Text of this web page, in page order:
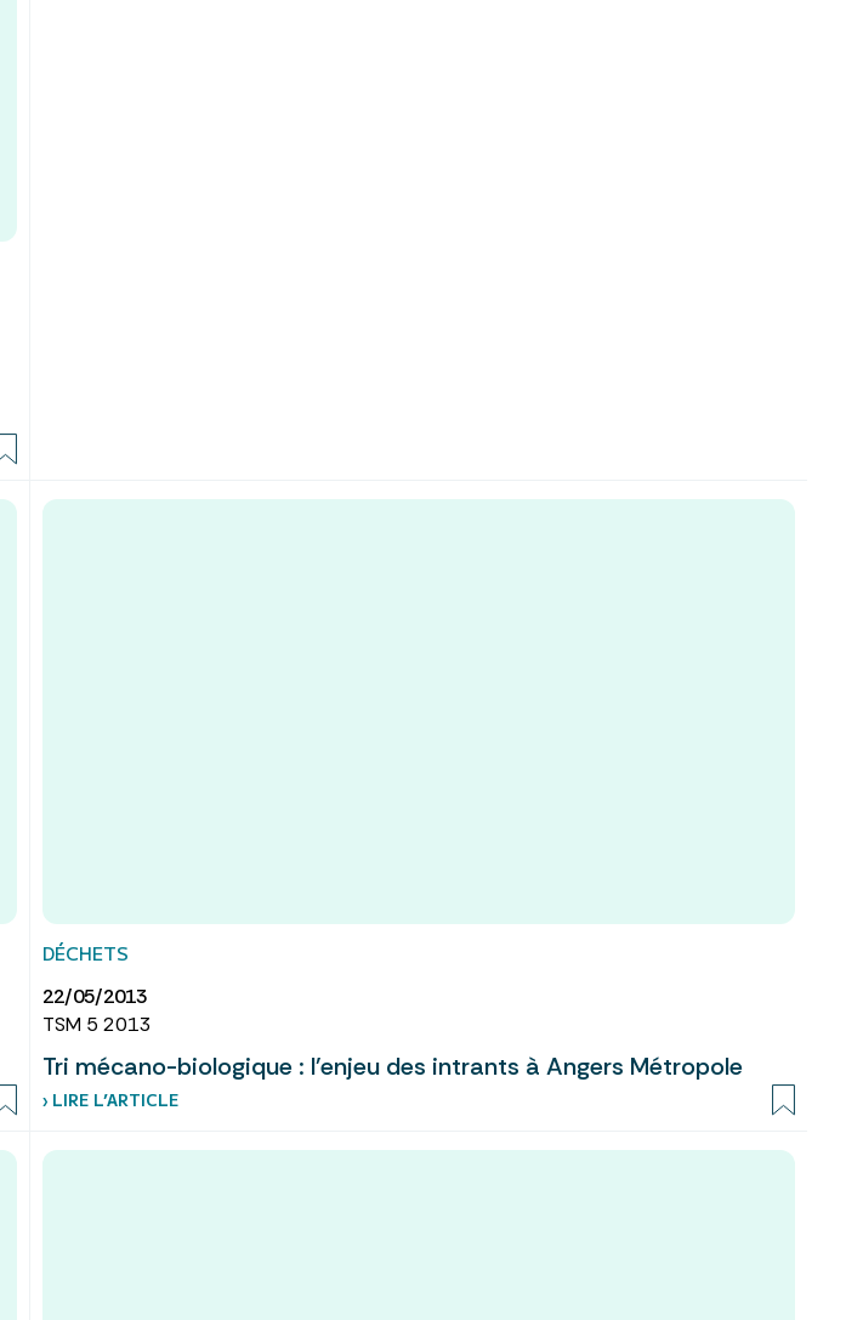
DÉCHETS
22/05/2013
TSM 5 2013
Tri mécano-biologique : l'enjeu des intrants à Angers Métropole
› LIRE L’ARTICLE